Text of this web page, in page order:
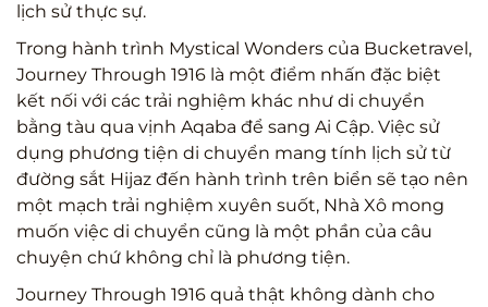
lịch sử thực sự.
Trong hành trình Mystical Wonders của Bucketravel,
Journey Through 1916 là một điểm nhấn đặc biệt
kết nối với các trải nghiệm khác như di chuyển
bằng tàu qua vịnh Aqaba để sang Ai Cập. Việc sử
dụng phương tiện di chuyển mang tính lịch sử từ
đường sắt Hijaz đến hành trình trên biển sẽ tạo nên
một mạch trải nghiệm xuyên suốt, Nhà Xô mong
muốn việc di chuyển cũng là một phần của câu
chuyện chứ không chỉ là phương tiện.
Journey Through 1916 quả thật không dành cho